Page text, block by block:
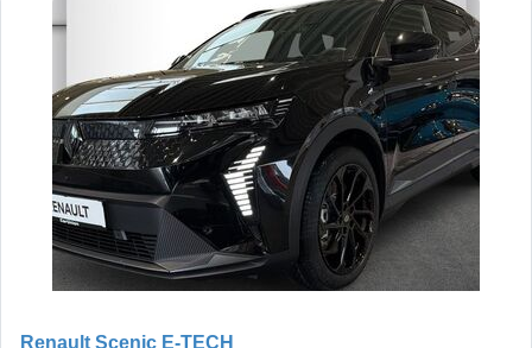
Renault Scenic E-TECH